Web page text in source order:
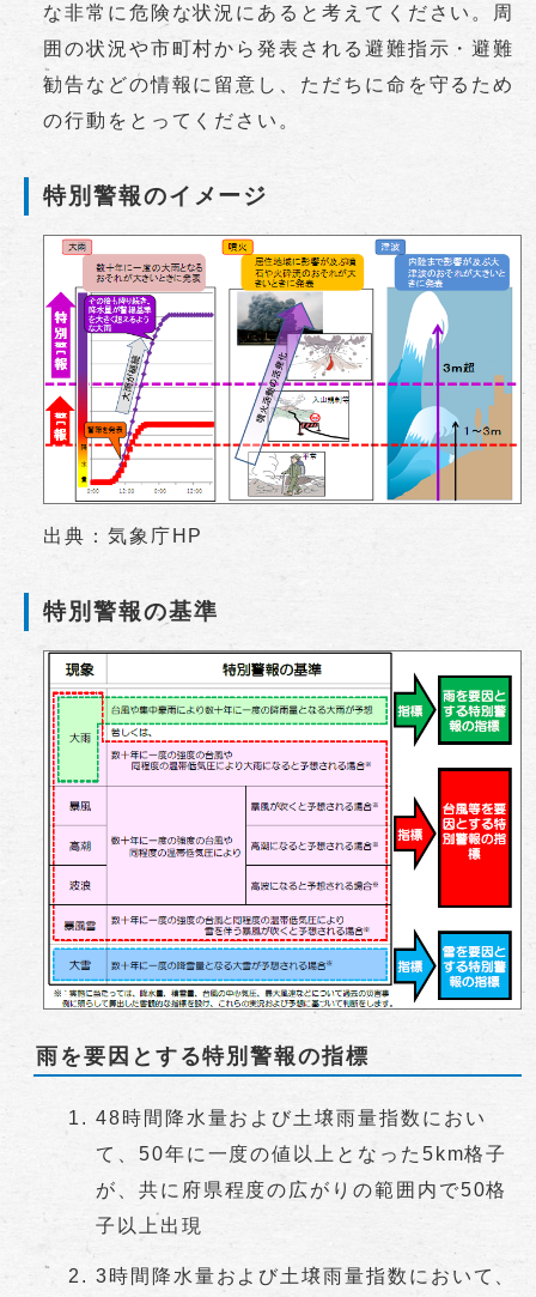
な非常に危険な状況にあると考えてください。周
囲の状況や市町村から発表される避難指示・避難
勧告などの情報に留意し、ただちに命を守るため
の行動をとってください。
特別警報のイメージ
出典：気象庁HP
特別警報の基準
雨を要因とする特別警報の指標
48時間降水量および土壌雨量指数におい
て、50年に一度の値以上となった5km格子
が、共に府県程度の広がりの範囲内で50格
子以上出現
3時間降水量および土壌雨量指数において、